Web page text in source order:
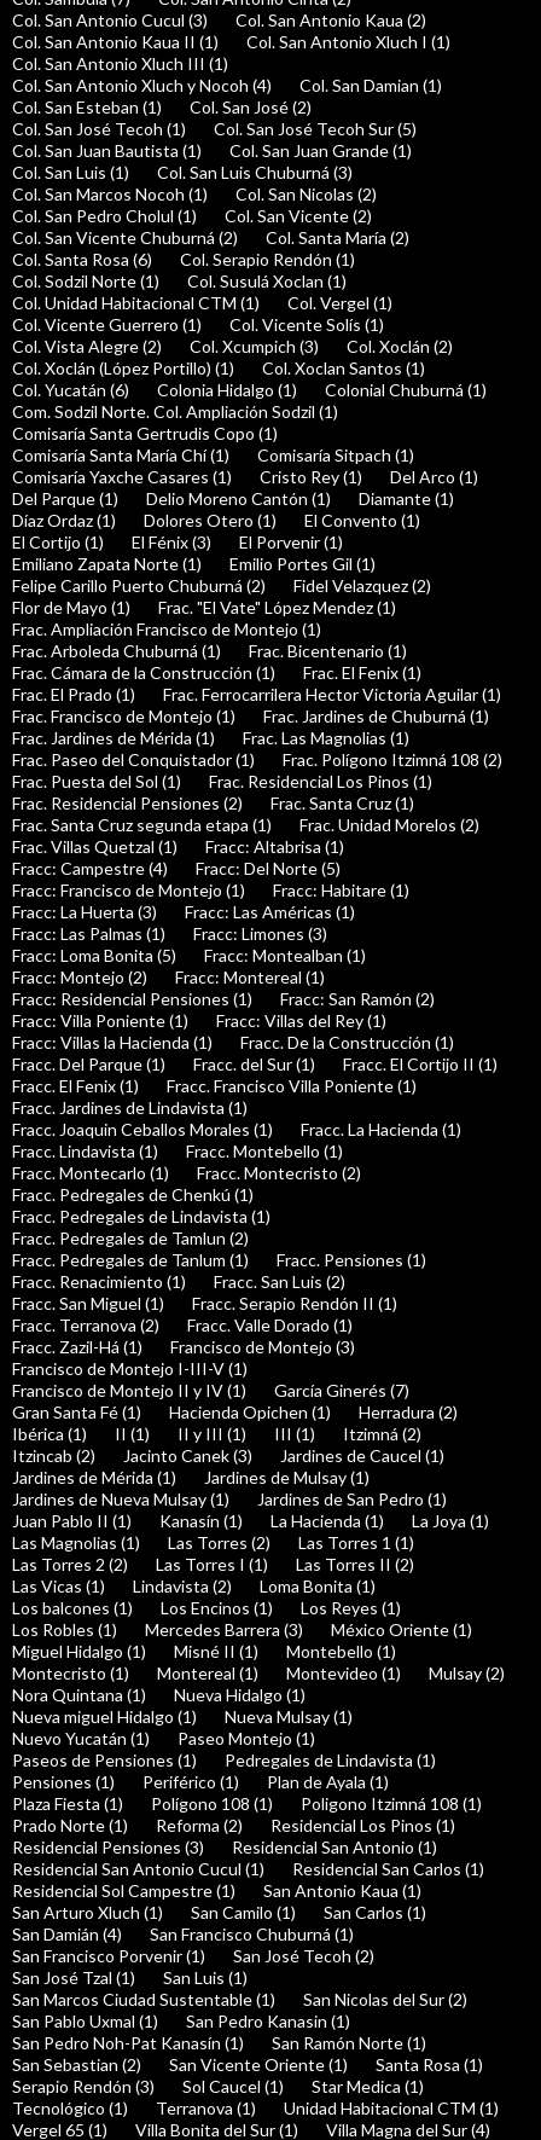
Col. San Antonio Cucul (3)
Col. San Antonio Kaua (2)
Col. San Antonio Kaua II (1)
Col. San Antonio Xluch I (1)
Col. San Antonio Xluch III (1)
Col. San Antonio Xluch y Nocoh (4)
Col. San Damian (1)
Col. San Esteban (1)
Col. San José (2)
Col. San José Tecoh (1)
Col. San José Tecoh Sur (5)
Col. San Juan Bautista (1)
Col. San Juan Grande (1)
Col. San Luis (1)
Col. San Luis Chuburná (3)
Col. San Marcos Nocoh (1)
Col. San Nicolas (2)
Col. San Pedro Cholul (1)
Col. San Vicente (2)
Col. San Vicente Chuburná (2)
Col. Santa María (2)
Col. Santa Rosa (6)
Col. Serapio Rendón (1)
Col. Sodzil Norte (1)
Col. Susulá Xoclan (1)
Col. Unidad Habitacional CTM (1)
Col. Vergel (1)
Col. Vicente Guerrero (1)
Col. Vicente Solís (1)
Col. Vista Alegre (2)
Col. Xcumpich (3)
Col. Xoclán (2)
Col. Xoclán (López Portillo) (1)
Col. Xoclan Santos (1)
Col. Yucatán (6)
Colonia Hidalgo (1)
Colonial Chuburná (1)
Com. Sodzil Norte. Col. Ampliación Sodzil (1)
Comisaría Santa Gertrudis Copo (1)
Comisaría Santa María Chí (1)
Comisaría Sitpach (1)
Comisaría Yaxche Casares (1)
Cristo Rey (1)
Del Arco (1)
Del Parque (1)
Delio Moreno Cantón (1)
Diamante (1)
Díaz Ordaz (1)
Dolores Otero (1)
El Convento (1)
El Cortijo (1)
El Fénix (3)
El Porvenir (1)
Emiliano Zapata Norte (1)
Emilio Portes Gil (1)
Felipe Carillo Puerto Chuburná (2)
Fidel Velazquez (2)
Flor de Mayo (1)
Frac. "El Vate" López Mendez (1)
Frac. Ampliación Francisco de Montejo (1)
Frac. Arboleda Chuburná (1)
Frac. Bicentenario (1)
Frac. Cámara de la Construcción (1)
Frac. El Fenix (1)
Frac. El Prado (1)
Frac. Ferrocarrilera Hector Victoria Aguilar (1)
Frac. Francisco de Montejo (1)
Frac. Jardines de Chuburná (1)
Frac. Jardines de Mérida (1)
Frac. Las Magnolias (1)
Frac. Paseo del Conquistador (1)
Frac. Polígono Itzimná 108 (2)
Frac. Puesta del Sol (1)
Frac. Residencial Los Pinos (1)
Frac. Residencial Pensiones (2)
Frac. Santa Cruz (1)
Frac. Santa Cruz segunda etapa (1)
Frac. Unidad Morelos (2)
Frac. Villas Quetzal (1)
Fracc: Altabrisa (1)
Fracc: Campestre (4)
Fracc: Del Norte (5)
Fracc: Francisco de Montejo (1)
Fracc: Habitare (1)
Fracc: La Huerta (3)
Fracc: Las Américas (1)
Fracc: Las Palmas (1)
Fracc: Limones (3)
Fracc: Loma Bonita (5)
Fracc: Montealban (1)
Fracc: Montejo (2)
Fracc: Montereal (1)
Fracc: Residencial Pensiones (1)
Fracc: San Ramón (2)
Fracc: Villa Poniente (1)
Fracc: Villas del Rey (1)
Fracc: Villas la Hacienda (1)
Fracc. De la Construcción (1)
Fracc. Del Parque (1)
Fracc. del Sur (1)
Fracc. El Cortijo II (1)
Fracc. El Fenix (1)
Fracc. Francisco Villa Poniente (1)
Fracc. Jardines de Lindavista (1)
Fracc. Joaquin Ceballos Morales (1)
Fracc. La Hacienda (1)
Fracc. Lindavista (1)
Fracc. Montebello (1)
Fracc. Montecarlo (1)
Fracc. Montecristo (2)
Fracc. Pedregales de Chenkú (1)
Fracc. Pedregales de Lindavista (1)
Fracc. Pedregales de Tamlun (2)
Fracc. Pedregales de Tanlum (1)
Fracc. Pensiones (1)
Fracc. Renacimiento (1)
Fracc. San Luis (2)
Fracc. San Miguel (1)
Fracc. Serapio Rendón II (1)
Fracc. Terranova (2)
Fracc. Valle Dorado (1)
Fracc. Zazil-Há (1)
Francisco de Montejo (3)
Francisco de Montejo I-III-V (1)
Francisco de Montejo II y IV (1)
García Ginerés (7)
Gran Santa Fé (1)
Hacienda Opichen (1)
Herradura (2)
Ibérica (1)
II (1) II y III (1) III (1)
Itzimná (2)
Itzincab (2)
Jacinto Canek (3)
Jardines de Caucel (1)
Jardines de Mérida (1)
Jardines de Mulsay (1)
Jardines de Nueva Mulsay (1)
Jardines de San Pedro (1)
Juan Pablo II (1)
Kanasín (1) La Hacienda (1)
La Joya (1)
Las Magnolias (1)
Las Torres (2)
Las Torres 1 (1)
Las Torres 2 (2)
Las Torres I (1)
Las Torres II (2)
Las Vicas (1)
Lindavista (2)
Loma Bonita (1)
Los balcones (1)
Los Encinos (1)
Los Reyes (1)
Los Robles (1)
Mercedes Barrera (3)
México Oriente (1)
Miguel Hidalgo (1)
Misné II (1)
Montebello (1)
Montecristo (1)
Montereal (1) Montevideo (1)
Mulsay (2)
Nora Quintana (1)
Nueva Hidalgo (1)
Nueva miguel Hidalgo (1)
Nueva Mulsay (1)
Nuevo Yucatán (1)
Paseo Montejo (1)
Paseos de Pensiones (1)
Pedregales de Lindavista (1)
Pensiones (1)
Periférico (1)
Plan de Ayala (1)
Plaza Fiesta (1)
Polígono 108 (1)
Poligono Itzimná 108 (1)
Prado Norte (1)
Reforma (2)
Residencial Los Pinos (1)
Residencial Pensiones (3)
Residencial San Antonio (1)
Residencial San Antonio Cucul (1)
Residencial San Carlos (1)
Residencial Sol Campestre (1)
San Antonio Kaua (1)
San Arturo Xluch (1)
San Camilo (1)
San Carlos (1)
San Damián (4)
San Francisco Chuburná (1)
San Francisco Porvenir (1)
San José Tecoh (2)
San José Tzal (1)
San Luis (1)
San Marcos Ciudad Sustentable (1)
San Nicolas del Sur (2)
San Pablo Uxmal (1)
San Pedro Kanasin (1)
San Pedro Noh-Pat Kanasín (1)
San Ramón Norte (1)
San Sebastian (2)
San Vicente Oriente (1)
Santa Rosa (1)
Serapio Rendón (3)
Sol Caucel (1)
Star Medica (1)
Tecnológico (1)
Terranova (1)
Unidad Habitacional CTM (1)
Vergel 65 (1)
Villa Bonita del Sur (1) Villa Magna del Sur (4)